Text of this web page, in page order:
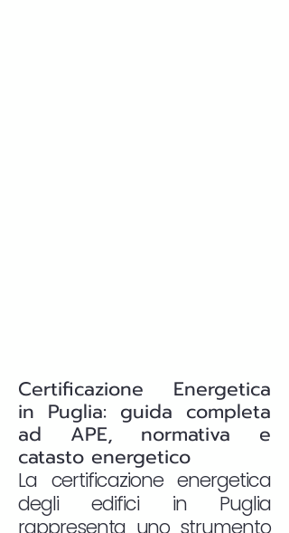
Certificazione Energetica
in Puglia: guida completa
ad APE, normativa e
catasto energetico
La certificazione energetica
degli edifici in Puglia
rappresenta uno strumento